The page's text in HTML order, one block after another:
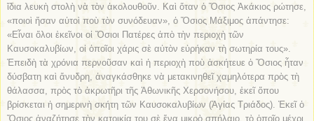
ἴδια λευκὴ στολὴ νὰ τὸν ἀκολουθοῦν. Καὶ ὅταν ὁ Ὅσιος Ἀκάκιος ρώτησε,
«ποιοὶ ἤσαν αὐτοὶ ποὺ τὸν συνόδευαν», ὁ Ὅσιος Μάξιμος ἀπάντησε:
«Εἶναι ὅλοι ἐκεῖνοι οἱ Ὅσιοι Πατέρες ἀπὸ τὴν περιοχὴ τῶν
Καυσοκαλυβίων, οἱ ὁποῖοι χάρις σὲ αὐτὸν εὐρήκαν τὴ σωτηρία τους».
Ἐπειδὴ τὰ χρόνια περνοῦσαν καὶ ἡ περιοχὴ ποὺ ἀσκήτευε ὁ Ὅσιος ἦταν
δύσβατη καὶ ἄνυδρη, ἀναγκάσθηκε νὰ μετακινηθεῖ χαμηλότερα πρὸς τὴ
θάλασσα, πρὸς τὸ ἀκρωτῆρι τῆς Ἀθωνικῆς Χερσονήσου, ἐκεῖ ὅπου
βρίσκεται ἡ σημερινὴ σκήτη τῶν Καυσοκαλυβίων (Ἁγίας Τριάδος). Ἐκεῖ ὁ
Ὅσιος ἀναζήτησε τὴν κατοικία του σὲ ἕνα μικρὸ σπήλαιο, τὸ ὁποῖο μέχρι